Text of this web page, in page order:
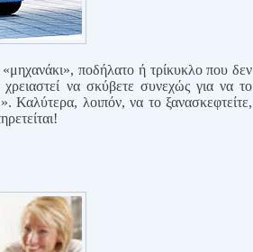
ποδήλατο ή τρίκυκλο που δεν
να σκύβετε συνεχώς για να το
λοιπόν, να το ξανασκεφτείτε,